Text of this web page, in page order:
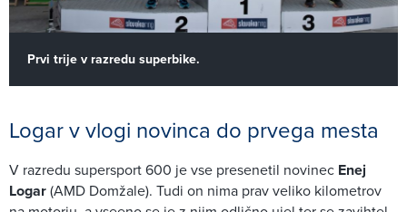
Prvi trije v razredu superbike.
Logar v vlogi novinca do prvega mesta
V razredu supersport 600 je vse presenetil novinec Enej
Logar(AMD Domžale). Tudi on nima prav veliko kilometrov